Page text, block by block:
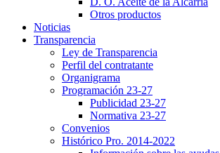
Otros productos
Noticias
Transparencia
Ley de Transparencia
Perfil del contratante
Organigrama
Programación 23-27
Publicidad 23-27
Normativa 23-27
Convenios
Histórico Pro. 2014-2022